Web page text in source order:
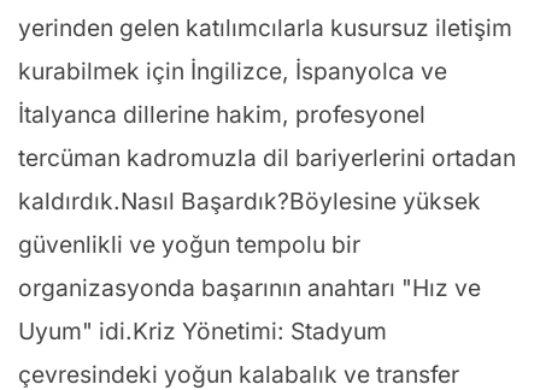
yerinden gelen katılımcılarla kusursuz iletişim
kurabilmek için İngilizce, İspanyolca ve
İtalyanca dillerine hakim, profesyonel
tercüman kadromuzla dil bariyerlerini ortadan
kaldırdık.Nasıl Başardık?Böylesine yüksek
güvenlikli ve yoğun tempolu bir
organizasyonda başarının anahtarı "Hız ve
Uyum" idi.Kriz Yönetimi: Stadyum
çevresindeki yoğun kalabalık ve transfer